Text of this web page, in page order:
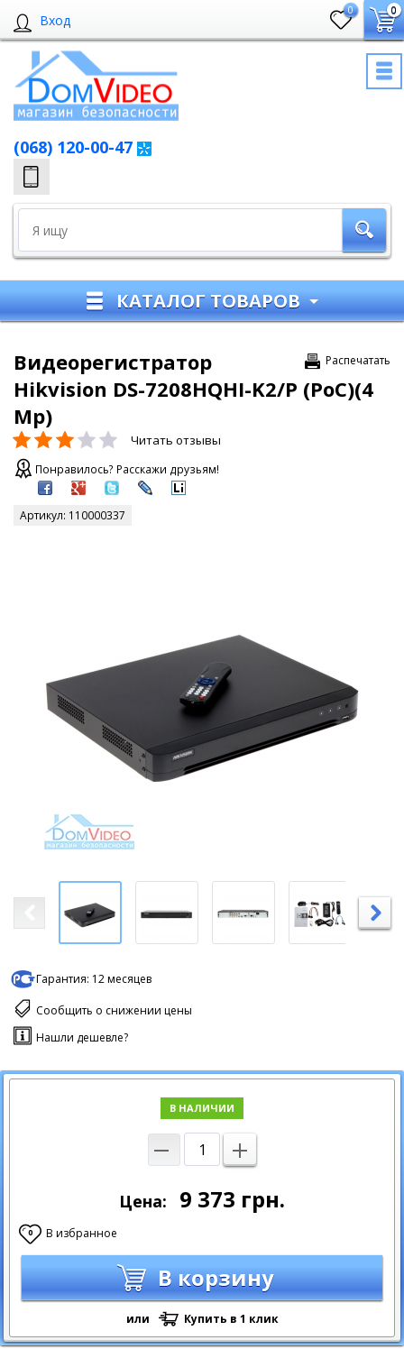
Вход
0 0
(068) 120-00-47
КАТАЛОГ ТОВАРОВ
Распечатать
Видеорегистратор
Hikvision DS-7208HQHI-K2/P (PoC)(4
Mp)
Читать отзывы
Понравилось? Расскажи друзьям!
Артикул: 110000337
Гарантия: 12 месяцев
Сообщить о снижении цены
Нашли дешевле?
В НАЛИЧИИ
Цена: 9 373 грн.
0 В избранное
В корзину
или Купить в 1 клик